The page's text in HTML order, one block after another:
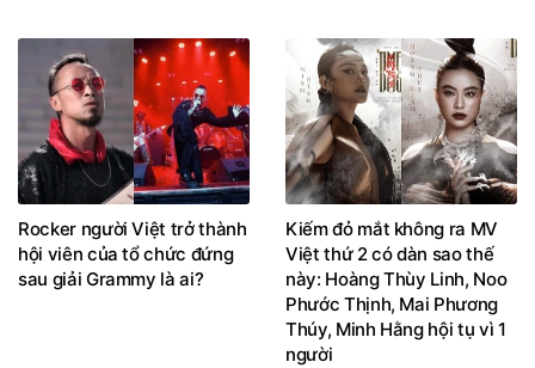
Rocker người Việt trở thành
hội viên của tổ chức đứng
sau giải Grammy là ai?
Kiếm đỏ mắt không ra MV
Việt thứ 2 có dàn sao thế
này: Hoàng Thùy Linh, Noo
Phước Thịnh, Mai Phương
Thúy, Minh Hằng hội tụ vì 1
người